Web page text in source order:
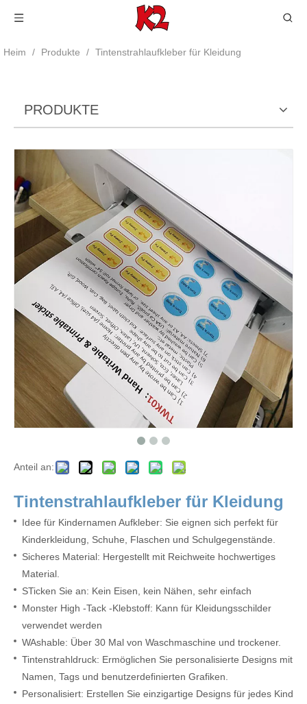
Heim / Produkte / Tintenstrahlaufkleber für Kleidung
PRODUKTE
Anteil an:
Tintenstrahlaufkleber für Kleidung
Idee für Kindernamen Aufkleber: Sie eignen sich perfekt für
Kinderkleidung, Schuhe, Flaschen und Schulgegenstände.
Sicheres Material: Hergestellt mit Reichweite hochwertiges
Material.
STicken Sie an: Kein Eisen, kein Nähen, sehr einfach
Monster High -Tack -Klebstoff: Kann für Kleidungsschilder
verwendet werden
WAshable: Über 30 Mal von Waschmaschine und trockener.
Tintenstrahldruck: Ermöglichen Sie personalisierte Designs mit
Namen, Tags und benutzerdefinierten Grafiken.
Personalisiert: Erstellen Sie einzigartige Designs für jedes Kind